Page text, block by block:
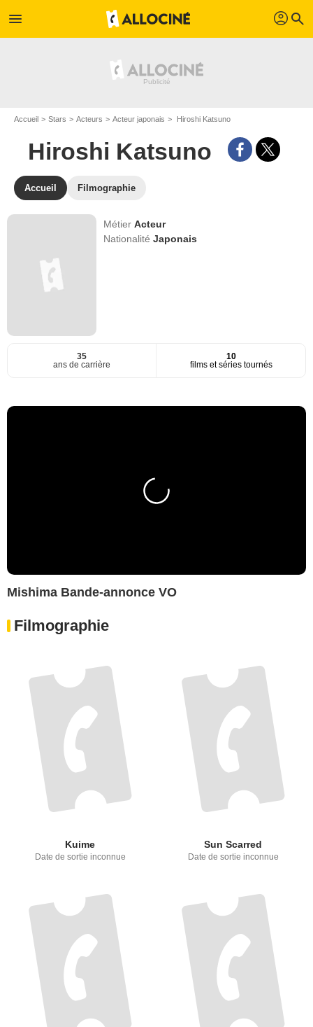
menu profil search
Accueil Stars Acteurs Acteur japonais Hiroshi Katsuno
Hiroshi Katsuno
Accueil Filmographie
MétierActeur
NationalitéJaponais
35
ans de carrière
10
films et séries tournés
Mishima Bande-annonce VO
Filmographie
Kuime
Date de sortie inconnue
Sun Scarred
Date de sortie inconnue